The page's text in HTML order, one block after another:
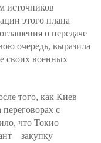
источников
этого плана
о передаче
очередь, выразила
своих военных
того, как Киев
с
что Токио
– закупку